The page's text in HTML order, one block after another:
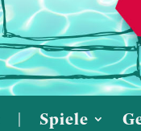
| Spiele